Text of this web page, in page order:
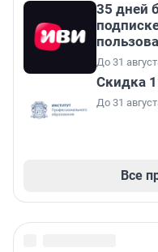
35 дней
До 31
Скидка
До 31
Все